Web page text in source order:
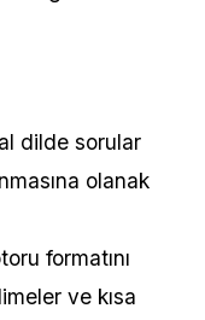
dilde sorular
olanak
formatını
ve kısa